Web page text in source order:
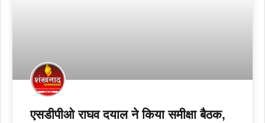
एसडीपीओ राघव दयाल ने किया समीक्षा बैठक,